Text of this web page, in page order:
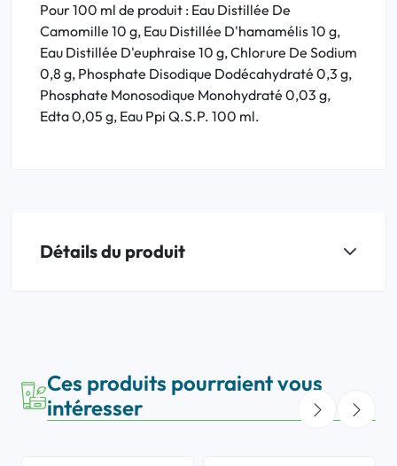
Pour 100 ml de produit : Eau Distillée De
Camomille 10 g, Eau Distillée D'hamamélis 10 g,
Eau Distillée D'euphraise 10 g, Chlorure De Sodium
0,8 g, Phosphate Disodique Dodécahydraté 0,3 g,
Phosphate Monosodique Monohydraté 0,03 g,
Edta 0,05 g, Eau Ppi Q.S.P. 100 ml.
Détails du produit
Ces produits pourraient vous
intéresser